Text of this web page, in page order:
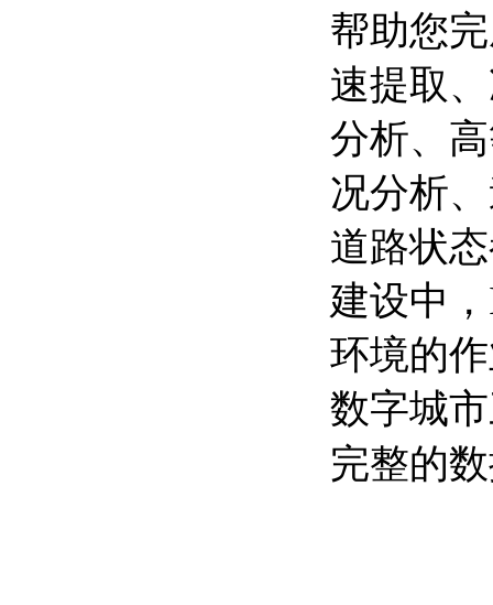
帮助您
速提取
分析、
况分析
道路状
建设中
环境的
数字城
完整的